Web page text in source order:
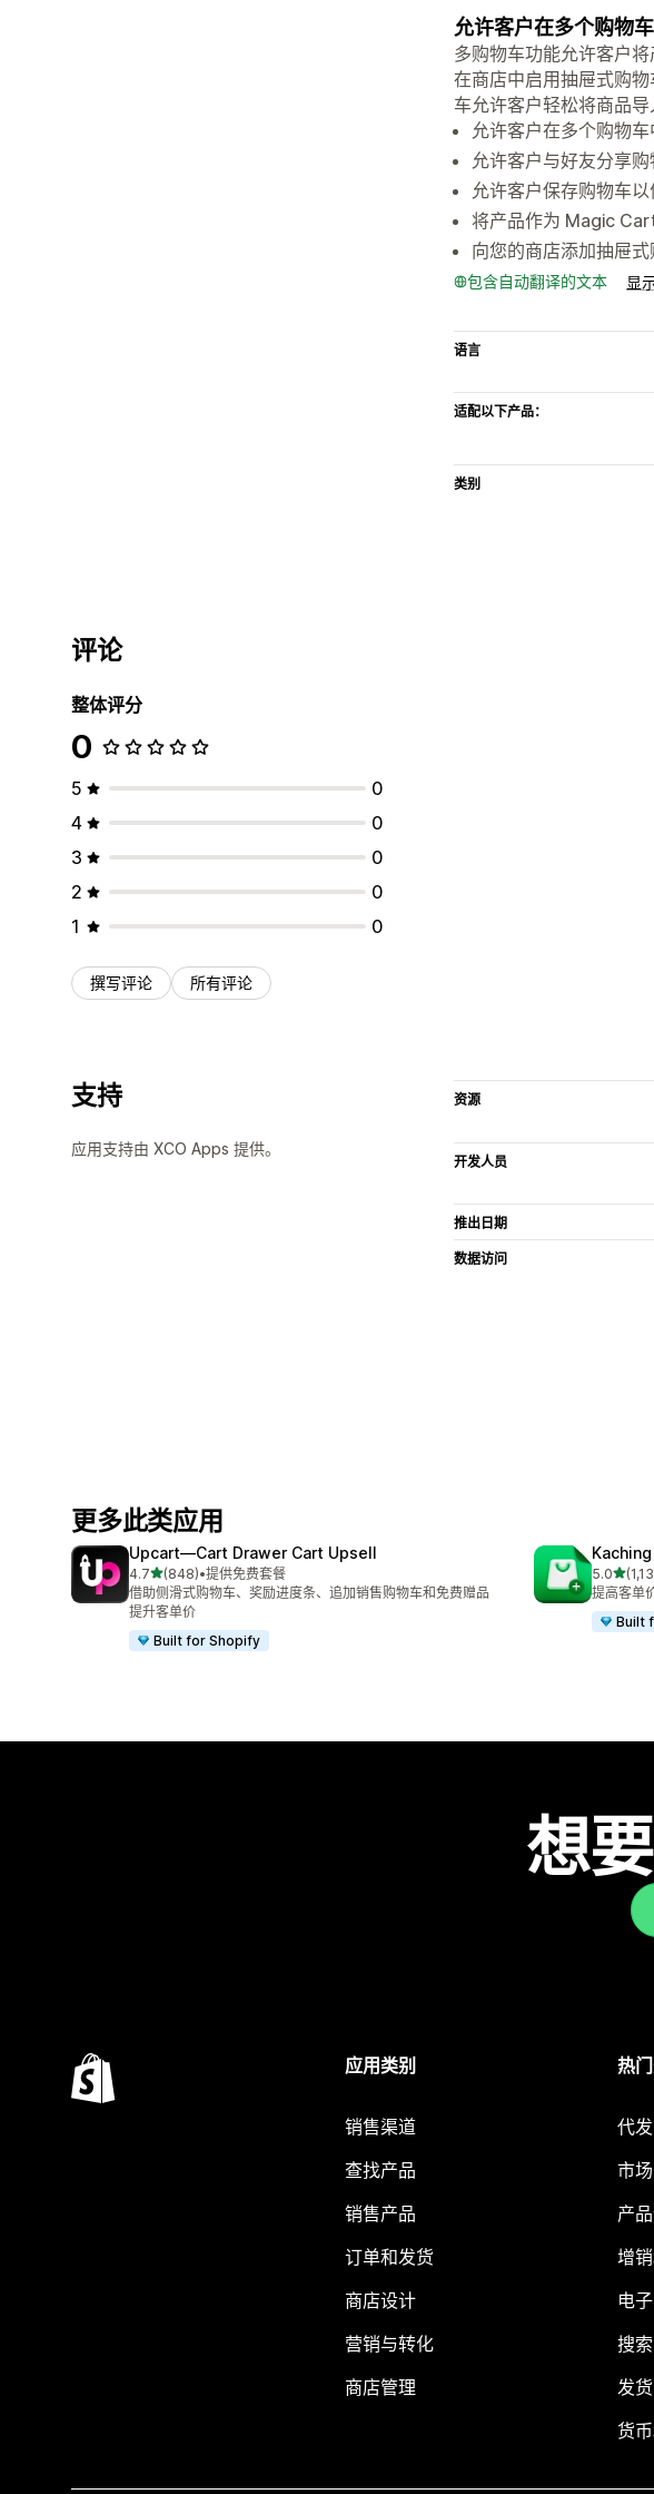
允许客户在多个购物
多购物车功能允许客户
在商店中启用抽屉式购
车允许客户轻松将商品
允许客户在多个购物
允许客户与好友分享购
允许客户保存购物车
将产品作为 Magic
向您的商店添加抽屉式
包含自动翻译的文本 显
语言
适配以下产品：
类别
评论
整体评分
0
5
0
4
0
3
0
2
0
1
0
撰写评论 所有评论
支持
应用支持由 XCO Apps 提供。
资源
开发人员
推出日期
数据访问
更多此类应用
Upcart—Cart Drawer Cart Upsell
4.7星（满分 5 星）
(848)
总共 848 条评论
•提供免费套餐
借助侧滑式购物车、奖励进度条、追加销售购物车和免费赠品
提升客单价
Built for Shopify
5.0星（
总共
提高客单
Built
想
应用类别
销售渠道
查找产品
销售产品
订单和发货
商店设计
营销与转化
商店管理
热
代
市场
产
增
电
搜
发货
货